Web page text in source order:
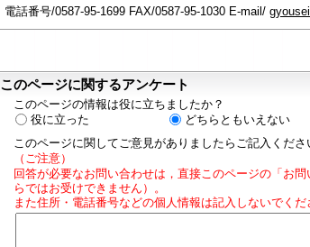
電話番号/0587-95-1699 FAX/0587-95-1030 E-mail/
このページに関するアンケート
このページの情報は役に立ちましたか？
役に立った
どちらともいえない
このページに関してご意見がありましたらご記入くださ
（ご注意）
回答が必要なお問い合わせは，直接このページの「お
らではお受けできません）。
また住所・電話番号などの個人情報は記入しないでくだ